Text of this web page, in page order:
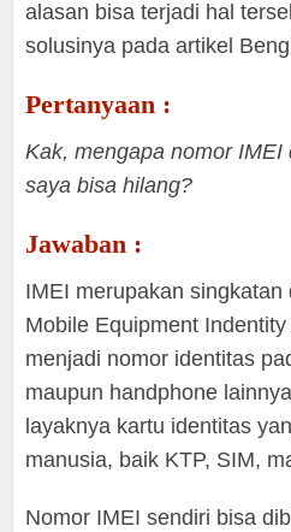
alasan bisa terjadi hal
solusinya pada artikel
Pertanyaan :
Kak, mengapa nomor
saya bisa hilang?
Jawaban :
IMEI merupakan singkatan
Mobile Equipment
menjadi nomor identitas
maupun handphone
layaknya kartu identitas
manusia, baik KTP, SIM,
Nomor IMEI sendiri bisa